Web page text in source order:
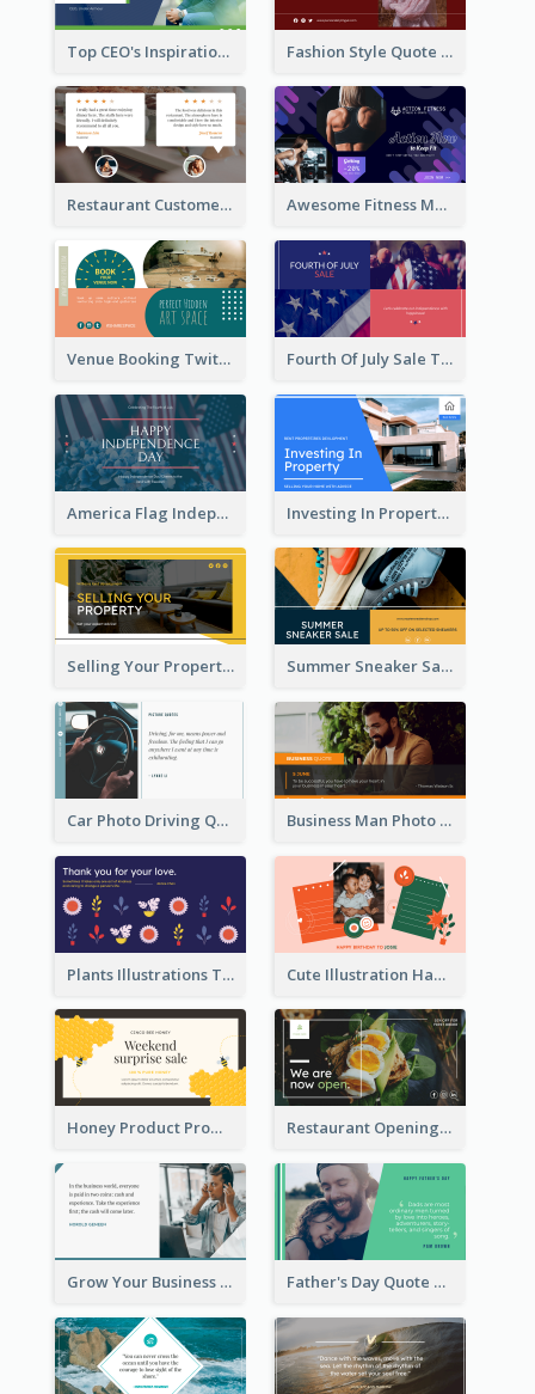
Top CEO's Inspirational Quote Twitter Post Fashion Style Quote Twitter Post
Restaurant Customer Review Twitter Post Awesome Fitness Member Discount Twitter Post Design
Venue Booking Twitter Post Design Fourth Of July Sale Twitter Post
America Flag Independence Day Twitter Post Investing In Property Real Estate Twitter Post
Selling Your Property Real Estate Twitter Post Summer Sneaker Sale Twitter Post
Car Photo Driving Quote Twitter Post Business Man Photo Business Quote Twitter Post
Plants Illustrations Thank You Twitter Post Cute Illustration Happy Birthday Twitter Post
Honey Product Promotion Twitter Post Restaurant Opening Promotion Twitter Post
Grow Your Business Quote Twitter Post Father's Day Quote Twitter Post